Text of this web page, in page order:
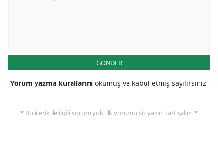
GÖNDER
Yorum yazma kurallarını okumuş ve kabul etmiş sayılırsınız
* Bu içerik ile ilgili yorum yok, ilk yorumu siz yazın, tartışalım *